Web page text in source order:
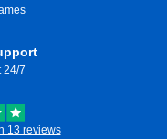
24/7
13 reviews